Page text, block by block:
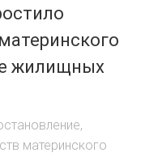
жилищных
материнского